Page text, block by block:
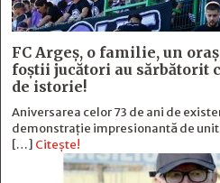
FC Argeş, o familie, un
foştii jucători au sărbătorit
de istorie!
Aniversarea celor 73 de ani de
demonstrație impresionantă de
[…] Citește!